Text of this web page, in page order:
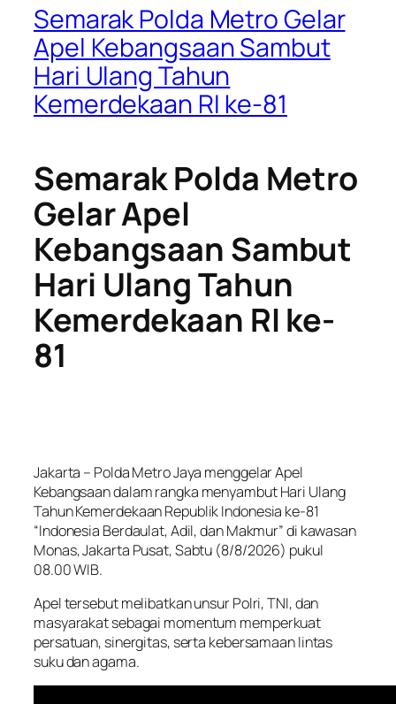
Semarak Polda Metro Gelar
Apel Kebangsaan Sambut
Hari Ulang Tahun
Kemerdekaan RI ke-81
Semarak Polda Metro
Gelar Apel
Kebangsaan Sambut
Hari Ulang Tahun
Kemerdekaan RI ke-
81
Jakarta – Polda Metro Jaya menggelar Apel
Kebangsaan dalam rangka menyambut Hari Ulang
Tahun Kemerdekaan Republik Indonesia ke-81
“Indonesia Berdaulat, Adil, dan Makmur” di kawasan
Monas, Jakarta Pusat, Sabtu (8/8/2026) pukul
08.00 WIB.
Apel tersebut melibatkan unsur Polri, TNI, dan
masyarakat sebagai momentum memperkuat
persatuan, sinergitas, serta kebersamaan lintas
suku dan agama.